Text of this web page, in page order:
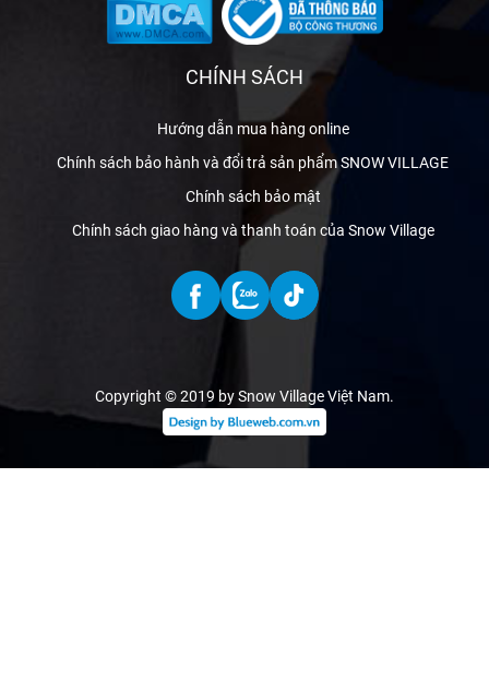
CHÍNH SÁCH
Hướng dẫn mua hàng online
Chính sách bảo hành và đổi trả sản phẩm SNOW VILLAGE
Chính sách bảo mật
Chính sách giao hàng và thanh toán của Snow Village
Copyright © 2019 by Snow Village Việt Nam.